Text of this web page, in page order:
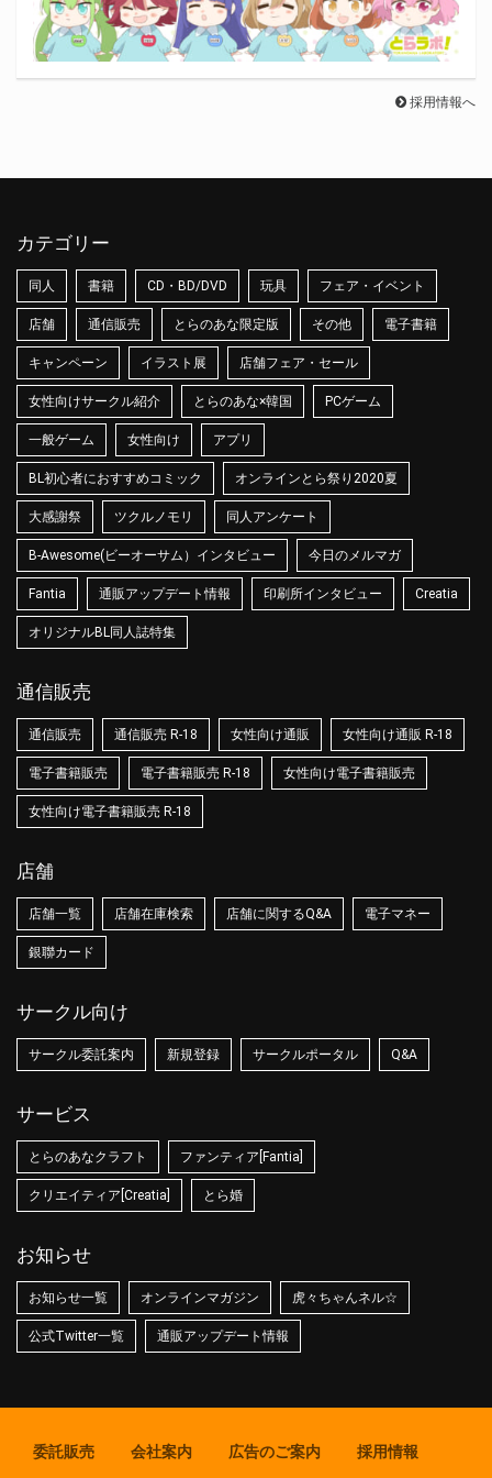
採用情報へ
カテゴリー
同人 書籍 CD・BD/DVD 玩具 フェア・イベント
店舗 通信販売 とらのあな限定版 その他 電子書籍
キャンペーン イラスト展 店舗フェア・セール
女性向けサークル紹介 とらのあな×韓国 PCゲーム
一般ゲーム 女性向け アプリ
BL初心者におすすめコミック オンラインとら祭り2020夏
大感謝祭 ツクルノモリ 同人アンケート
B-Awesome(ビーオーサム）インタビュー 今日のメルマガ
Fantia 通販アップデート情報 印刷所インタビュー Creatia
オリジナルBL同人誌特集
通信販売
通信販売 通信販売 R-18 女性向け通販 女性向け通販 R-18
電子書籍販売 電子書籍販売 R-18 女性向け電子書籍販売
女性向け電子書籍販売 R-18
店舗
店舗一覧 店舗在庫検索 店舗に関するQ&A 電子マネー
銀聯カード
サークル向け
サークル委託案内 新規登録 サークルポータル Q&A
サービス
とらのあなクラフト ファンティア[Fantia]
クリエイティア[Creatia] とら婚
お知らせ
お知らせ一覧 オンラインマガジン 虎々ちゃんネル☆
公式Twitter一覧 通販アップデート情報
委託販売 会社案内 広告のご案内 採用情報